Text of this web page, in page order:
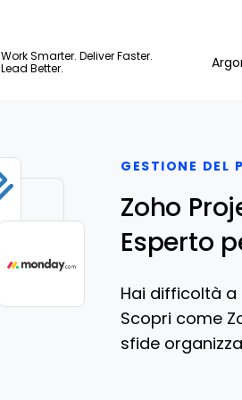
Work Smarter. Deliver Faster.
Lead Better.
GESTIONE DEL
Zoho
Esperto
Hai difficoltà
Scopri come
sfide